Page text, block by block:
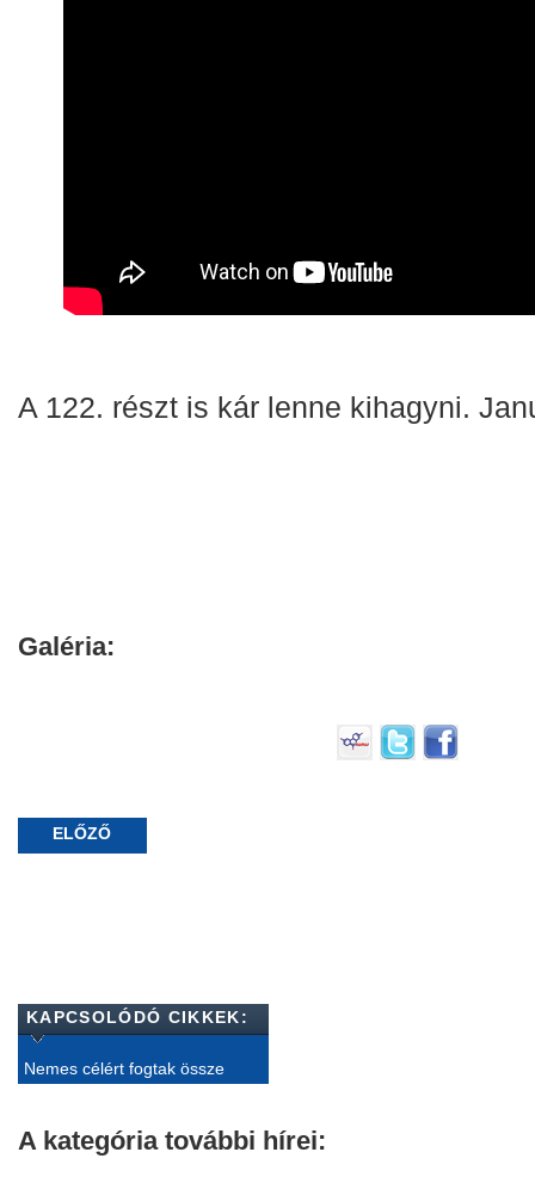
A 122. részt is kár lenne kihagyni.
Galéria:
ELŐZŐ
KAPCSOLÓDÓ CIKKEK:
Nemes célért fogtak össze
A kategória további hírei: